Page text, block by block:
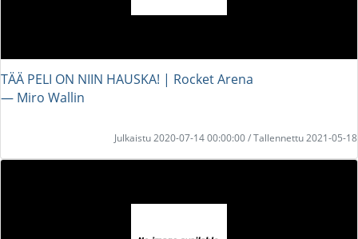
TÄÄ PELI ON NIIN HAUSKA! | Rocket Arena
― Miro Wallin
Julkaistu 2020-07-14 00:00:00 / Tallennettu 2021-05-18